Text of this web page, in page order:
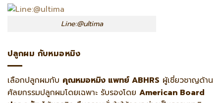
Line:@ultima
ปลูกผม กับหมอหมิง
เลือกปลูกผมกับ คุณหมอหมิง แพทย์ ABHRS ผู้เชี่ยวชาญด้าน
ศัลยกรรมปลูกผมโดยเฉพาะ รับรองโดย American Board